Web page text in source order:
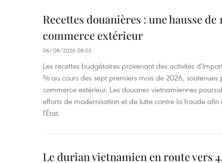
Recettes douanières : une hausse de
commerce extérieur
06/08/2026 08:03
Les recettes budgétaires provenant des activités
% au cours des sept premiers mois de 2026, soutenues
commerce extérieur. Les douanes vietnamiennes
efforts de modernisation et de lutte contre la fraude afin
l'État.
Le durian vietnamien en route vers